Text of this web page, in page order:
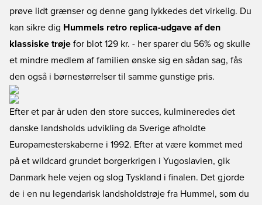
prøve lidt grænser og denne gang lykkedes det virkelig. Du
kan sikre dig Hummels retro replica-udgave af den
klassiske trøje for blot 129 kr. - her sparer du 56% og skulle
et mindre medlem af familien ønske sig en sådan sag, fås
den også i børnestørrelser til samme gunstige pris.
Efter et par år uden den store succes, kulmineredes det
danske landsholds udvikling da Sverige afholdte
Europamesterskaberne i 1992. Efter at være kommet med
på et wildcard grundet borgerkrigen i Yugoslavien, gik
Danmark hele vejen og slog Tyskland i finalen. Det gjorde
de i en nu legendarisk landsholdstrøje fra Hummel, som du